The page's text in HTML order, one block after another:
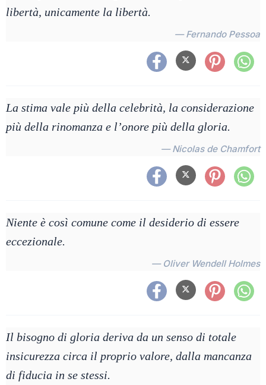
libertà, unicamente la libertà.
— Fernando Pessoa
La stima vale più della celebrità, la considerazione
più della rinomanza e l’onore più della gloria.
— Nicolas de Chamfort
Niente è così comune come il desiderio di essere
eccezionale.
— Oliver Wendell Holmes
Il bisogno di gloria deriva da un senso di totale
insicurezza circa il proprio valore, dalla mancanza
di fiducia in se stessi.